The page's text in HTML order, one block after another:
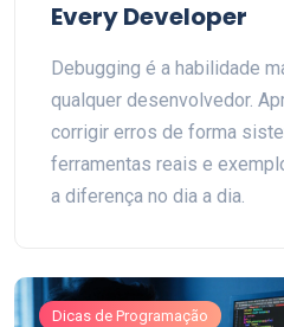
Every Developer
Debugging é a habilidade
qualquer desenvolvedor.
corrigir erros de forma
ferramentas reais e
a diferença no dia a dia.
Dicas de Programação